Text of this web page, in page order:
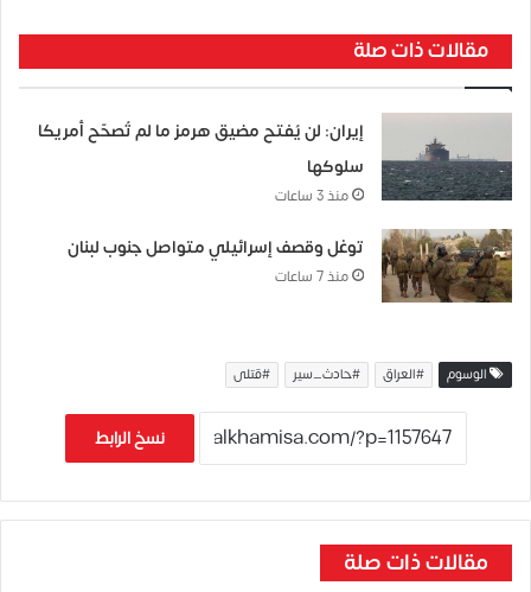
مقالات ذات صلة
إيران: لن يُفتح مضيق هرمز ما لم تُصحّح أمريكا
سلوكها
منذ 3 ساعات
توغل وقصف إسرائيلي متواصل جنوب لبنان
منذ 7 ساعات
الوسوم #العراق #حادث_سير #قتلى
نسخ الرابط
مقالات ذات صلة